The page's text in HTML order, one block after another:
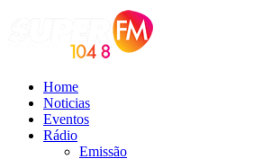
Home
Noticias
Eventos
Rádio
Emissão